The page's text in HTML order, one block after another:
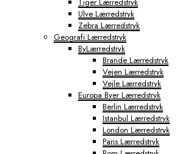
Sydney Fototapeter
Tokyo Fototapeter
Verdenskort Fototapeter
Ulve Lærredstryk
Zebra Lærredstryk
Geografi Lærredstryk
ByLærredstryk
Brande Lærredstryk
Vejen Lærredstryk
Vejle Lærredstryk
Europa Byer Lærredstryk
Berlin Lærredstryk
Istanbul Lærredstryk
London Lærredstryk
Paris Lærredstryk